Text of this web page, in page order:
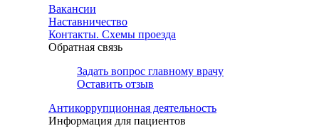
Вакансии
Наставничество
Контакты. Схемы проезда
Обратная связь
Задать вопрос главному врачу
Оставить отзыв
Антикоррупционная деятельность
Информация для пациентов